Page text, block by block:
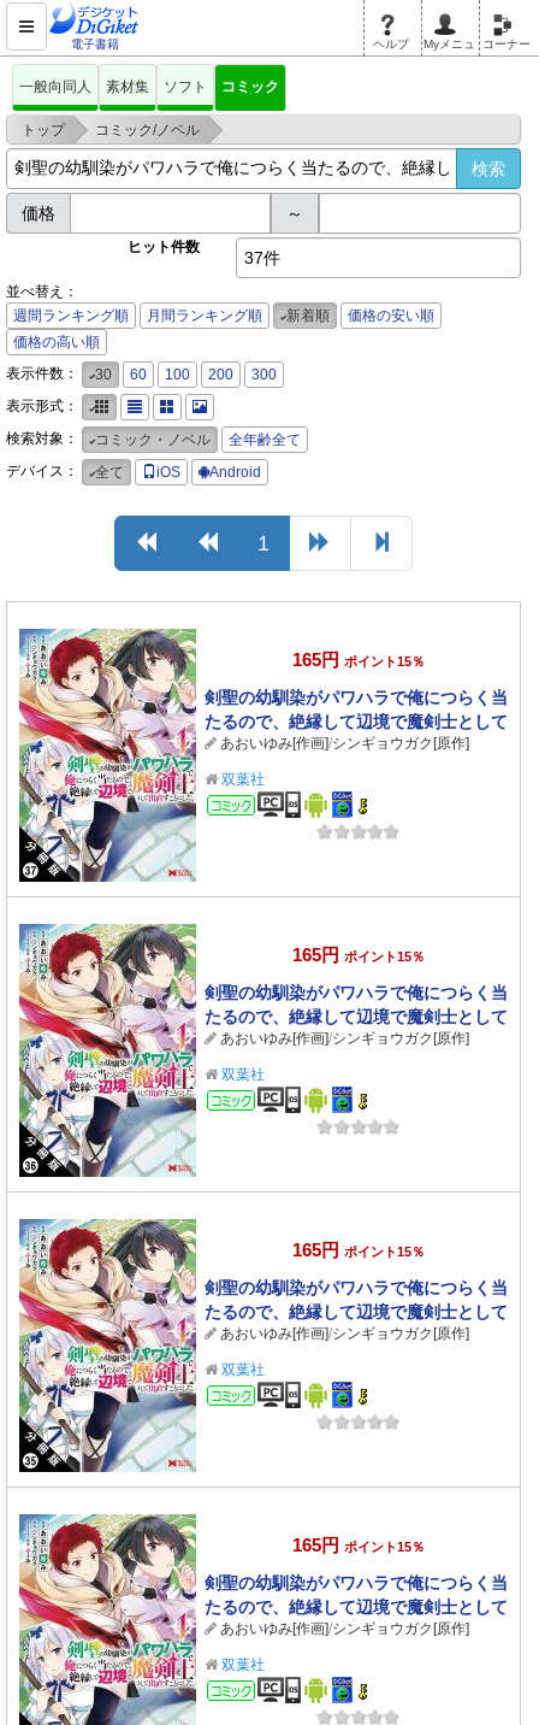
電子書籍 ヘルプ Myメニュ コーナー
一般向同人 素材集 ソフト コミック
トップ > コミック/ノベル
>
剣聖の幼馴染がパワハラで俺につらく当たるので、絶縁して辺境で魔剣士と
して出直すこ
価格 ～
ヒット件数
37件
並べ替え：
週間ランキング順
月間ランキング順 新着順
価格の安い順
価格の高い順
表示件数：
30 60 100 200
300
表示形式：
検索対象：
コミック・ノベル
全年齢全て
デバイス：
全て iOS Android
1
165円 ポイント15％
剣聖の幼馴染がパワハラで俺につらく当
たるので、絶縁して辺境で魔剣士として
出直すことにした。（コミック） 分冊版
： 37
あおいゆみ[作画]/シンギョウガク[原作]
双葉社
コミック
165円 ポイント15％
剣聖の幼馴染がパワハラで俺につらく当
たるので、絶縁して辺境で魔剣士として
出直すことにした。（コミック） 分冊版
： 36
あおいゆみ[作画]/シンギョウガク[原作]
双葉社
コミック
165円 ポイント15％
剣聖の幼馴染がパワハラで俺につらく当
たるので、絶縁して辺境で魔剣士として
出直すことにした。（コミック） 分冊版
： 35
あおいゆみ[作画]/シンギョウガク[原作]
双葉社
コミック
165円 ポイント15％
剣聖の幼馴染がパワハラで俺につらく当
たるので、絶縁して辺境で魔剣士として
出直すことにした。（コミック） 分冊版
： 34
あおいゆみ[作画]/シンギョウガク[原作]
双葉社
コミック